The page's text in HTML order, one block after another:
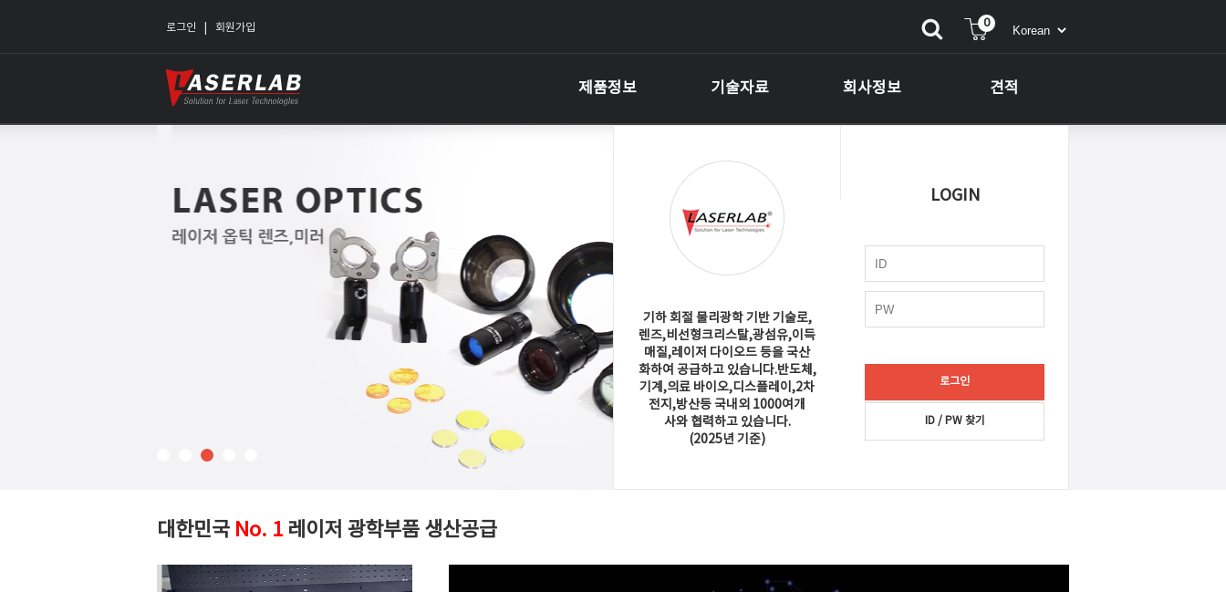
로그인 회원가입 0
제품정보 기술자료 회사정보 견적
기하 회절 물리광학 기반 기술로,
렌즈,비선형크리스탈,광섬유,이득
매질,레이저 다이오드 등을 국산
화하여 공급하고 있습니다.반도체,
기계,의료 바이오,디스플레이,2차
전지,방산등 국내외 1000여개
사와 협력하고 있습니다.
(2025년 기준)
LOGIN
로그인
ID / PW 찾기
대한민국 No. 1 레이저 광학부품 생산공급